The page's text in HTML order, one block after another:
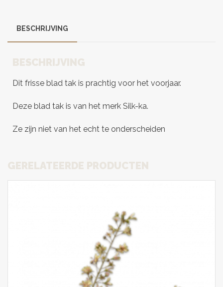
BESCHRIJVING
BESCHRIJVING
Dit frisse blad tak is prachtig voor het voorjaar.
Deze blad tak is van het merk Silk-ka.
Ze zijn niet van het echt te onderscheiden
GERELATEERDE PRODUCTEN